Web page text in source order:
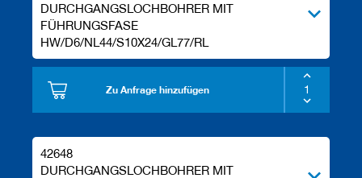
DURCHGANGSLOCHBOHRER MIT
FÜHRUNGSFASE
HW/D6/NL44/S10X24/GL77/RL
Zu Anfrage hinzufügen
42648
DURCHGANGSLOCHBOHRER MIT